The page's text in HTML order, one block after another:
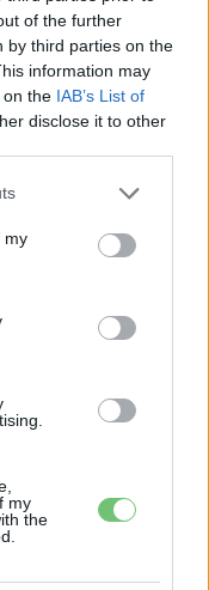
of the further
by third parties on the
information may
on the IAB’s List of
disclose it to other
my
my
the
elkötelezett gamer,
ultratöltőt
töltőállomását
autótöltőt hoz a